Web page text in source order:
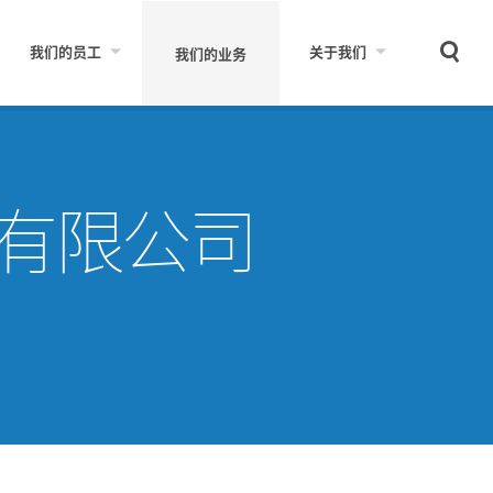
我们的员工 我们的业务 关于我们
限公司